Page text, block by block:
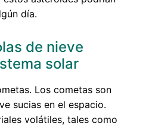
día.
de nieve
solar
Los cometas son
sucias en el espacio.
volátiles, tales como